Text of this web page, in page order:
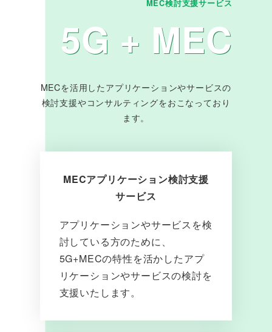
MEC検討支援サービス
5G + MEC
MECを活用したアプリケーションやサービスの
検討支援やコンサルティングをおこなっており
ます。
MECアプリケーション検討支援
サービス
アプリケーションやサービスを検
討している方のために、
5G+MECの特性を活かしたアプ
リケーションやサービスの検討を
支援いたします。